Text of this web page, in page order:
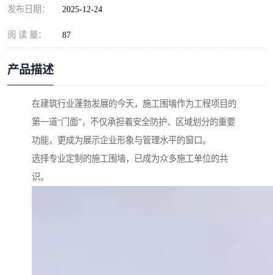
发布日期： 2025-12-24
阅 读 量： 87
产品描述
在建筑行业蓬勃发展的今天，施工围墙作为工程项目的
第一道“门面”，不仅承担着安全防护、区域划分的重要
功能，更成为展示企业形象与管理水平的窗口。
选择专业定制的施工围墙，已成为众多施工单位的共
识。